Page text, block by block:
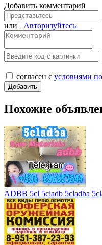
Добавить комментарий
или Авторизуйтесь
согласен с условиями
Похожие
ADBB 5cl 5cladb 5cladba